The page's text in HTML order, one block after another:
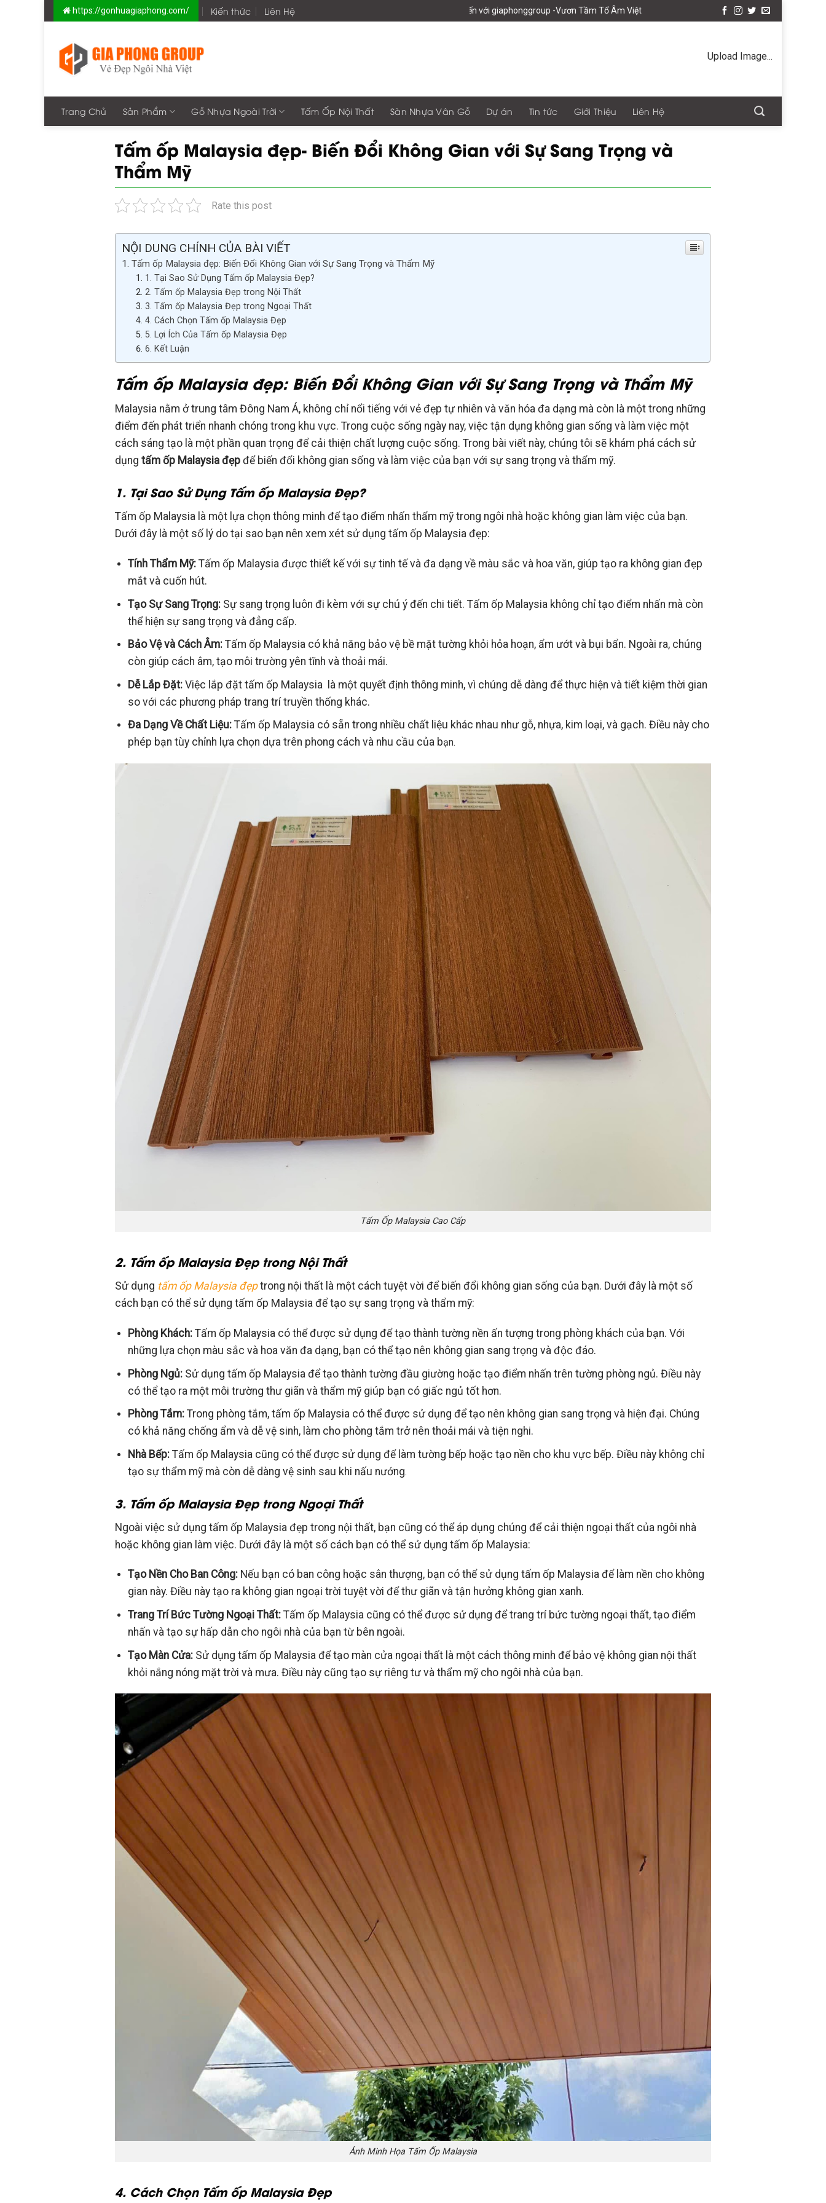
to
https://gonhuagiaphong.com/ Kiến thức Liên Hệ Chào mừng bạn đến với giaphonggroup -Vươn Tầm Tổ Âm Việt
Upload Image...
Trang Chủ Sản Phẩm Gỗ Nhựa Ngoài Trời Tấm Ốp Nội Thất Sàn Nhựa Vân Gỗ Dự án Tin tức Giới Thiệu Liên Hệ
Tấm ốp Malaysia đẹp- Biến Đổi Không Gian với Sự Sang Trọng và
Thẩm Mỹ
Rate this post
NỘI DUNG CHÍNH CỦA BÀI VIẾT
Tấm ốp Malaysia đẹp: Biến Đổi Không Gian với Sự Sang Trọng và Thẩm Mỹ
1. Tại Sao Sử Dụng Tấm ốp Malaysia Đẹp?
2. Tấm ốp Malaysia Đẹp trong Nội Thất
3. Tấm ốp Malaysia Đẹp trong Ngoại Thất
4. Cách Chọn Tấm ốp Malaysia Đẹp
5. Lợi Ích Của Tấm ốp Malaysia Đẹp
6. Kết Luận
Tấm ốp Malaysia đẹp: Biến Đổi Không Gian với Sự Sang Trọng và Thẩm Mỹ
Malaysia nằm ở trung tâm Đông Nam Á, không chỉ nổi tiếng với vẻ đẹp tự nhiên và văn hóa đa dạng mà còn là một trong những
điểm đến phát triển nhanh chóng trong khu vực. Trong cuộc sống ngày nay, việc tận dụng không gian sống và làm việc một
cách sáng tạo là một phần quan trọng để cải thiện chất lượng cuộc sống. Trong bài viết này, chúng tôi sẽ khám phá cách sử
dụng tấm ốp Malaysia đẹp để biến đổi không gian sống và làm việc của bạn với sự sang trọng và thẩm mỹ.
1. Tại Sao Sử Dụng Tấm ốp Malaysia Đẹp?
Tấm ốp Malaysia là một lựa chọn thông minh để tạo điểm nhấn thẩm mỹ trong ngôi nhà hoặc không gian làm việc của bạn.
Dưới đây là một số lý do tại sao bạn nên xem xét sử dụng tấm ốp Malaysia đẹp:
Tính Thẩm Mỹ:Tấm ốp Malaysia được thiết kế với sự tinh tế và đa dạng về màu sắc và hoa văn, giúp tạo ra không gian đẹp
mắt và cuốn hút.
Tạo Sự Sang Trọng:Sự sang trọng luôn đi kèm với sự chú ý đến chi tiết. Tấm ốp Malaysia không chỉ tạo điểm nhấn mà còn
thể hiện sự sang trọng và đẳng cấp.
Bảo Vệ và Cách Âm:Tấm ốp Malaysia có khả năng bảo vệ bề mặt tường khỏi hỏa hoạn, ẩm ướt và bụi bẩn. Ngoài ra, chúng
còn giúp cách âm, tạo môi trường yên tĩnh và thoải mái.
Dễ Lắp Đặt:Việc lắp đặt tấm ốp Malaysia là một quyết định thông minh, vì chúng dễ dàng để thực hiện và tiết kiệm thời gian
so với các phương pháp trang trí truyền thống khác.
Đa Dạng Về Chất Liệu:Tấm ốp Malaysia có sẵn trong nhiều chất liệu khác nhau như gỗ, nhựa, kim loại, và gạch. Điều này cho
phép bạn tùy chỉnh lựa chọn dựa trên phong cách và nhu cầu của bạn.
Tấm Ốp Malaysia Cao Cấp
2. Tấm ốp Malaysia Đẹp trong Nội Thất
Sử dụng tấm ốp Malaysia đẹptrong nội thất là một cách tuyệt vời để biến đổi không gian sống của bạn. Dưới đây là một số
cách bạn có thể sử dụng tấm ốp Malaysia để tạo sự sang trọng và thẩm mỹ:
Phòng Khách:Tấm ốp Malaysia có thể được sử dụng để tạo thành tường nền ấn tượng trong phòng khách của bạn. Với
những lựa chọn màu sắc và hoa văn đa dạng, bạn có thể tạo nên không gian sang trọng và độc đáo.
Phòng Ngủ:Sử dụng tấm ốp Malaysia để tạo thành tường đầu giường hoặc tạo điểm nhấn trên tường phòng ngủ. Điều này
có thể tạo ra một môi trường thư giãn và thẩm mỹ giúp bạn có giấc ngủ tốt hơn.
Phòng Tắm:Trong phòng tắm, tấm ốp Malaysia có thể được sử dụng để tạo nên không gian sang trọng và hiện đại. Chúng
có khả năng chống ẩm và dễ vệ sinh, làm cho phòng tắm trở nên thoải mái và tiện nghi.
Nhà Bếp:Tấm ốp Malaysia cũng có thể được sử dụng để làm tường bếp hoặc tạo nền cho khu vực bếp. Điều này không chỉ
tạo sự thẩm mỹ mà còn dễ dàng vệ sinh sau khi nấu nướng.
3. Tấm ốp Malaysia Đẹp trong Ngoại Thất
Ngoài việc sử dụng tấm ốp Malaysia đẹp trong nội thất, bạn cũng có thể áp dụng chúng để cải thiện ngoại thất của ngôi nhà
hoặc không gian làm việc. Dưới đây là một số cách bạn có thể sử dụng tấm ốp Malaysia:
Tạo Nền Cho Ban Công:Nếu bạn có ban công hoặc sân thượng, bạn có thể sử dụng tấm ốp Malaysia để làm nền cho không
gian này. Điều này tạo ra không gian ngoại trời tuyệt vời để thư giãn và tận hưởng không gian xanh.
Trang Trí Bức Tường Ngoại Thất:Tấm ốp Malaysia cũng có thể được sử dụng để trang trí bức tường ngoại thất, tạo điểm
nhấn và tạo sự hấp dẫn cho ngôi nhà của bạn từ bên ngoài.
Tạo Màn Cửa:Sử dụng tấm ốp Malaysia để tạo màn cửa ngoại thất là một cách thông minh để bảo vệ không gian nội thất
khỏi nắng nóng mặt trời và mưa. Điều này cũng tạo sự riêng tư và thẩm mỹ cho ngôi nhà của bạn.
Ảnh Minh Họa Tấm Ốp Malaysia
4. Cách Chọn Tấm ốp Malaysia Đẹp